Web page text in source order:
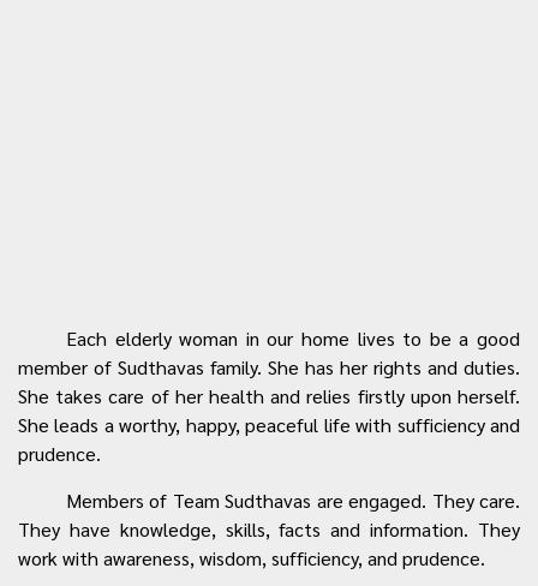
Each elderly woman in our home lives to be a good
member of Sudthavas family. She has her rights and duties.
She takes care of her health and relies firstly upon herself.
She leads a worthy, happy, peaceful life with sufficiency and
prudence.
Members of Team Sudthavas are engaged. They care.
They have knowledge, skills, facts and information. They
work with awareness, wisdom, sufficiency, and prudence.